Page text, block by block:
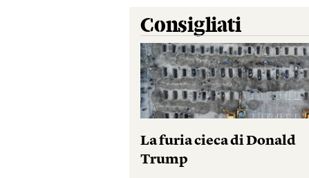
Consigliati
La furia cieca di Donald
Trump